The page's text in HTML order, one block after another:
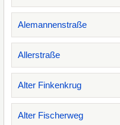
Alemannenstraße
Allerstraße
Alter Finkenkrug
Alter Fischerweg